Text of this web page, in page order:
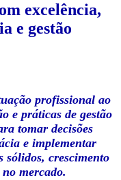
excelência,
e gestão
profissional ao
e práticas de gestão
tomar decisões
e implementar
sólidos, crescimento
mercado.